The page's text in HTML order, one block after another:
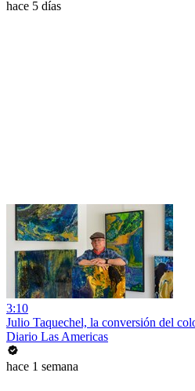
hace 5 días
3:10
Julio Taquechel, la conversión del
Diario Las Americas
hace 1 semana